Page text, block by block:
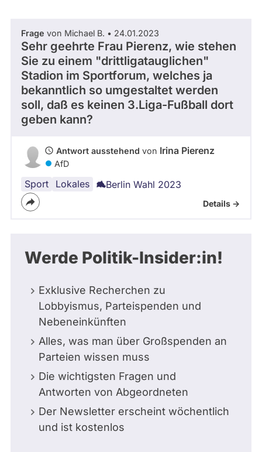
befragt
werden.
Thema
- Alle -
Antwort Status
- Alle -
Frage von Michael B. • 24.01.2023
Sehr geehrte Frau Pierenz, wie stehen
Sie zu einem "drittligatauglichen"
Stadion im Sportforum, welches ja
bekanntlich so umgestaltet werden
soll, daß es keinen 3.Liga-Fußball dort
geben kann?
Antwort ausstehend von Irina Pierenz
AfD
Sport Lokales
Stadtplanung Berlin Wahl 2023
Details ->
Werde Politik-Insider:in!
Exklusive Recherchen zu
Lobbyismus, Parteispenden und
Nebeneinkünften
Alles, was man über Großspenden an
Parteien wissen muss
Die wichtigsten Fragen und
Antworten von Abgeordneten
Der Newsletter erscheint wöchentlich
und ist kostenlos